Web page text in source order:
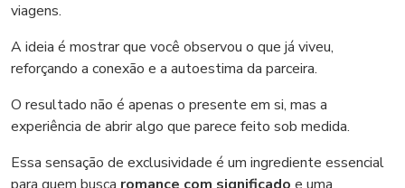
viagens.
A ideia é mostrar que você observou o que já viveu,
reforçando a conexão e a autoestima da parceira.
O resultado não é apenas o presente em si, mas a
experiência de abrir algo que parece feito sob medida.
Essa sensação de exclusividade é um ingrediente essencial